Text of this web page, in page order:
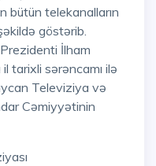
bütün telekanalların
göstərib.
İlham
tarixli sərəncamı ilə
Televiziya və
Cəmiyyətinin